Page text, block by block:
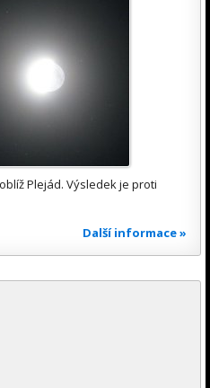
Plejád. Výsledek je proti
Další informace »